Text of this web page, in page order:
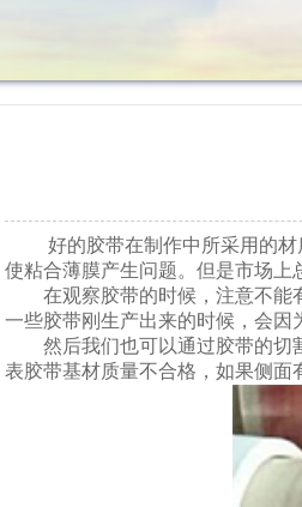
好的胶带在制作中所采用的材质
使粘合薄膜产生问题。但是市场上
在观察胶带的时候，注意不能有
一些胶带刚生产出来的时候，会因
然后我们也可以通过胶带的切割
表胶带基材质量不合格，如果侧面